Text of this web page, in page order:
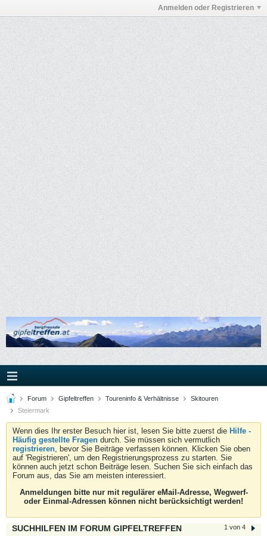
Anmelden oder Registrieren
Forum Gipfeltreffen Toureninfo & Verhältnisse
Skitouren
Steiermark
Wenn dies Ihr erster Besuch hier ist, lesen Sie bitte zuerst die Hilfe -
Häufig gestellte Fragen durch. Sie müssen sich vermutlich
registrieren, bevor Sie Beiträge verfassen können. Klicken Sie oben
auf 'Registrieren', um den Registrierungsprozess zu starten. Sie
können auch jetzt schon Beiträge lesen. Suchen Sie sich einfach das
Forum aus, das Sie am meisten interessiert.
Anmeldungen bitte nur mit regulärer eMail-Adresse, Wegwerf-
oder Einmal-Adressen können nicht berücksichtigt werden!
1 von 4
SUCHHILFEN IM FORUM GIPFELTREFFEN